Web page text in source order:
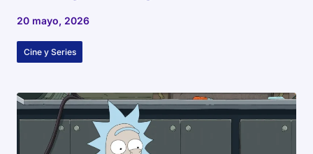
20 mayo, 2026
Cine y Series